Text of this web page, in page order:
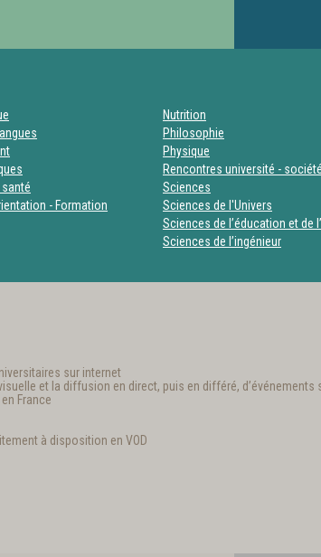
santé
- Formation
Nutrition
Philosophie
Physique
Rencontres université - société
Sciences
Sciences de l'Univers
Sciences de l’éducation et de
Sciences de l’ingénieur
sur internet
et la diffusion en direct, puis en différé, d’événements
France
à disposition en VOD